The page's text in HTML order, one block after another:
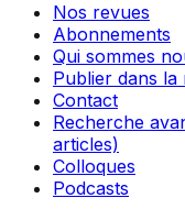
Nos revues
Abonnements
Qui sommes
Publier dans la
Contact
Recherche
articles)
Colloques
Podcasts